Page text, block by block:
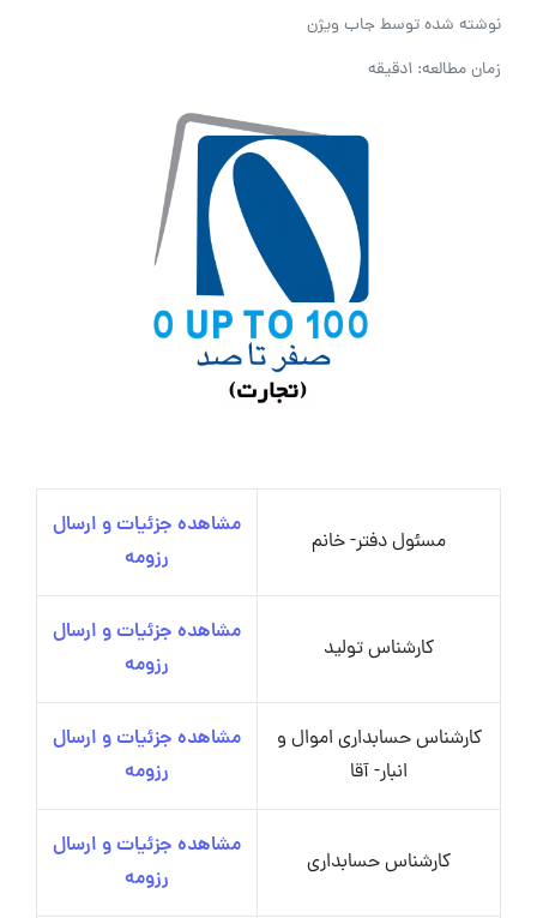
نوشته شده توسطجاب ویژن
زمان مطالعه: 1دقیقه
مسئول دفتر- خانم
مشاهده جزئیات و ارسال
رزومه
کارشناس تولید
مشاهده جزئیات و ارسال
رزومه
کارشناس حسابداری اموال و
انبار- آقا
مشاهده جزئیات و ارسال
رزومه
کارشناس حسابداری
مشاهده جزئیات و ارسال
رزومه